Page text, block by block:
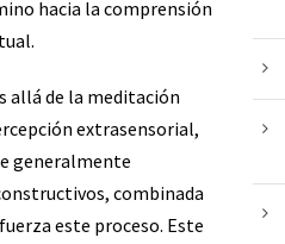
hacia la comprensión
allá de la meditación
extrasensorial,
generalmente
combinada
este proceso. Este